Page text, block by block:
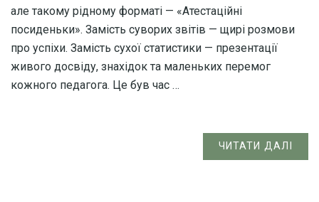
але такому рідному форматі — «Атестаційні
посиденьки». Замість суворих звітів — щирі розмови
про успіхи. Замість сухої статистики — презентації
живого досвіду, знахідок та маленьких перемог
кожного педагога. Це був час …
ЧИТАТИ ДАЛІ